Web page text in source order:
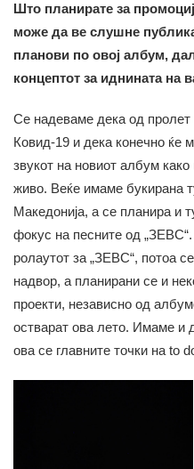
Што планирате за
може да ве слушне
планови по овој албум,
концептот за иднината на
Се надеваме дека од пролет
Ковид-19 и дека конечно ќе
звукот на новиот албум
живо. Веќе имаме букирана
Македонија, а се планира и
фокус на песните од
ролаутот за „ЗЕВС“, потоа
надвор, а планирани се и
проекти, независно од
остварат ова лето. Имаме и
ова се главните точки на to